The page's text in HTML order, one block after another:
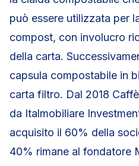
può essere utilizzata per
compost, con involucro
della carta.
capsula compostabile in
carta filtro. Dal 2018
da Italmobiliare
acquisito il 60% della
40% rimane al fondatore